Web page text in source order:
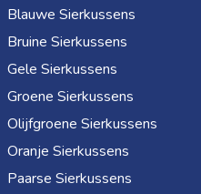
Blauwe Sierkussens
Bruine Sierkussens
Gele Sierkussens
Groene Sierkussens
Olijfgroene Sierkussens
Oranje Sierkussens
Paarse Sierkussens